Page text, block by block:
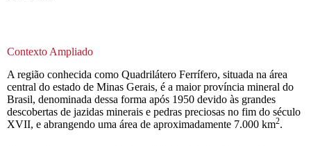
Contexto Ampliado
A região conhecida como Quadrilátero Ferrífero, situada na área
central do estado de Minas Gerais, é a maior província mineral do
Brasil, denominada dessa forma após 1950 devido às grandes
descobertas de jazidas minerais e pedras preciosas no fim do século
XVII, e abrangendo uma área de aproximadamente 7.000 km2.